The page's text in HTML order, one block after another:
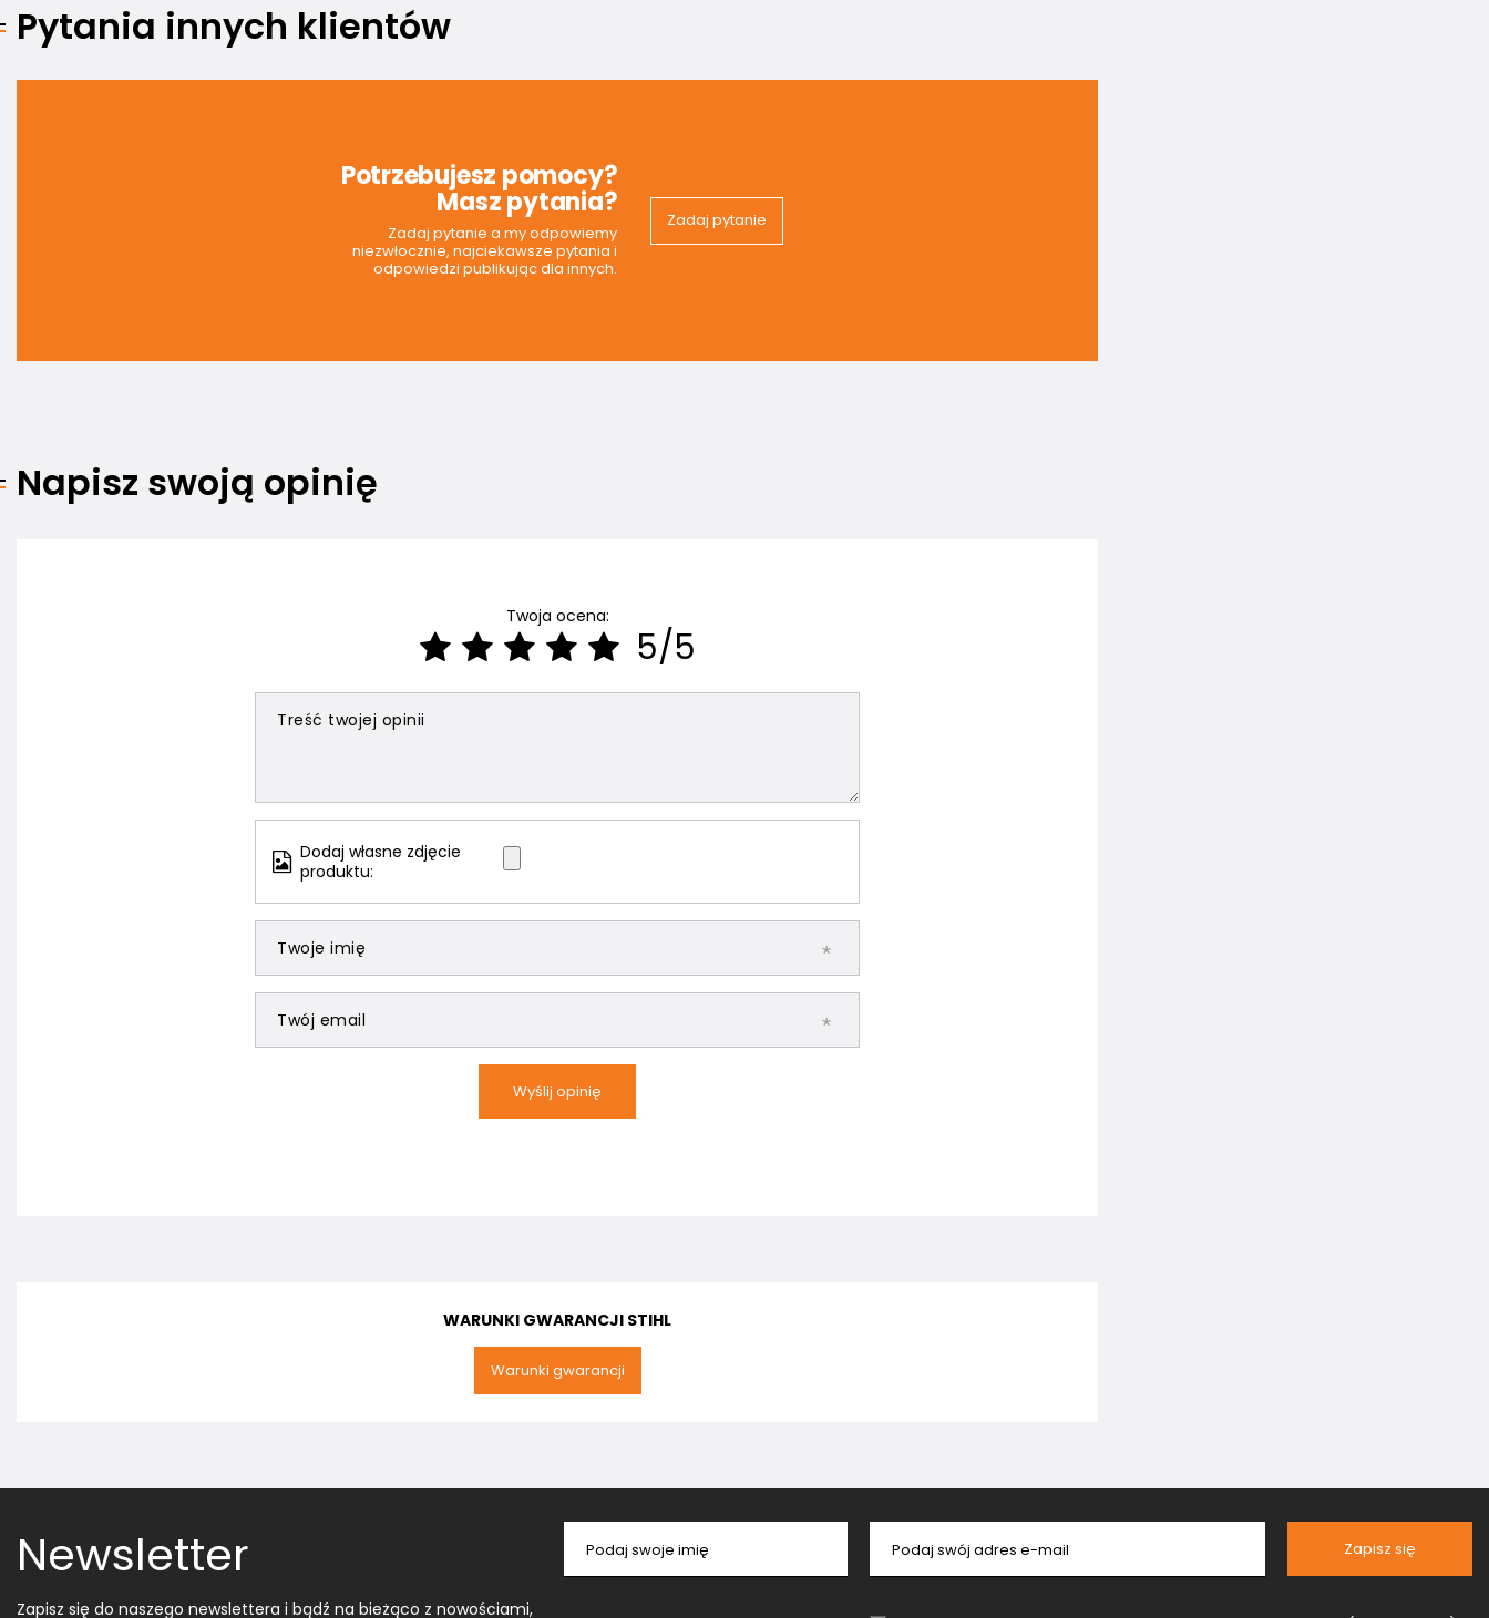
Pytania innych klientów
Potrzebujesz pomocy?
Masz pytania?
Zadaj pytanie a my odpowiemy
niezwłocznie, najciekawsze pytania i
odpowiedzi publikując dla innych.
Zadaj pytanie
Napisz swoją opinię
Twoja ocena:
5/5
Treść twojej opinii
Dodaj własne zdjęcie
produktu:
Twoje imię
Twój email
Wyślij opinię
WARUNKI GWARANCJI STIHL
Warunki gwarancji
Newsletter
Zapisz się do naszego newslettera i bądź na bieżąco z nowościami,
Podaj swoje imię Podaj swój adres e-mail Zapisz się